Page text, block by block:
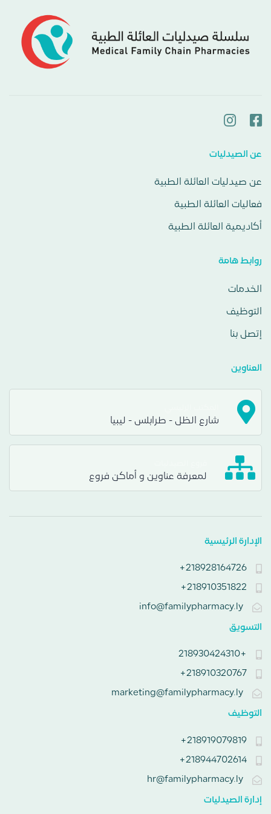
عن الصيدليات
عن صيدليات العائلة الطبية
فعاليات العائلة الطبية
أكاديمية العائلة الطبية
روابط هامة
الخدمات
التوظيف
إتصل بنا
العناوين
شارع الظل - طرابلس - ليبيا
لمعرفة عناوين و أماكن فروع
الإدارة الرئيسية
218928164726+
218910351822+
info@familypharmacy.ly
التسويق
+218930424310
218910320767+
marketing@familypharmacy.ly
التوظيف
218919079819+
218944702614+
hr@familypharmacy.ly
إدارة الصيدليات